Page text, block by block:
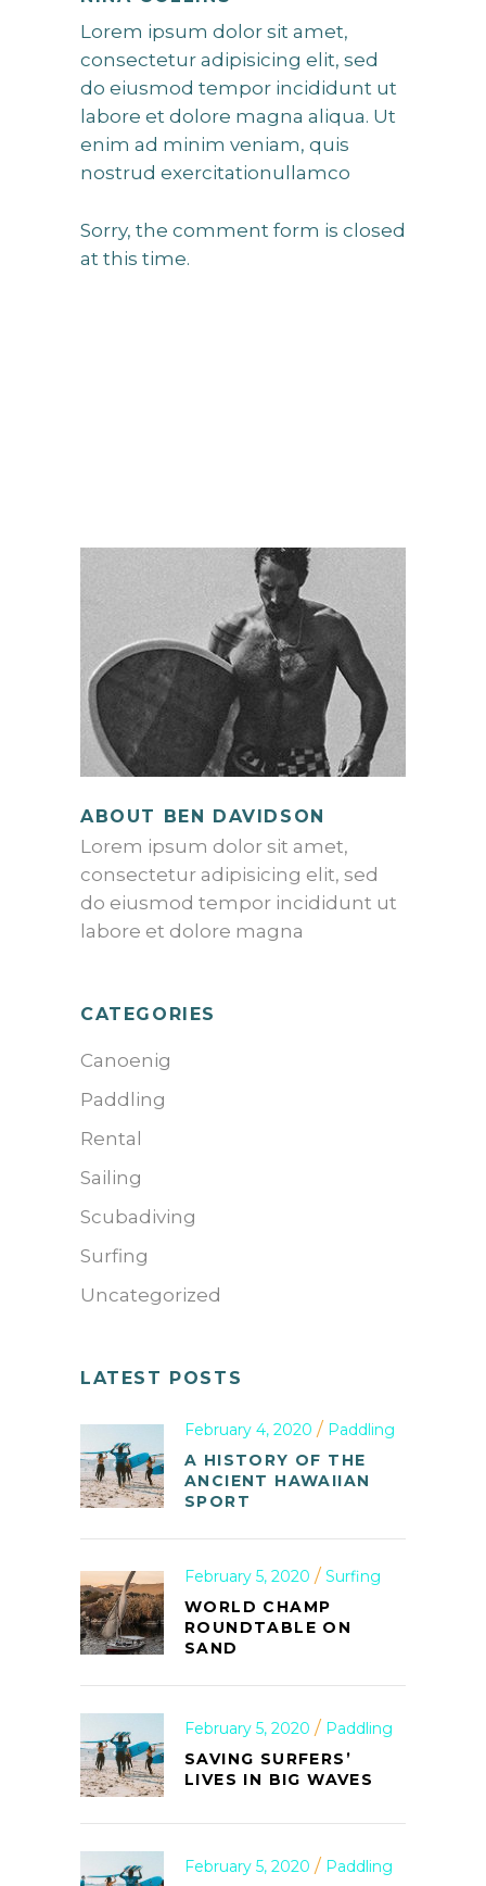
Lorem ipsum dolor sit amet,
consectetur adipisicing elit, sed
do eiusmod tempor incididunt ut
labore et dolore magna aliqua. Ut
enim ad minim veniam, quis
nostrud exercitationullamco
Sorry, the comment form is closed
at this time.
ABOUT BEN DAVIDSON
Lorem ipsum dolor sit amet,
consectetur adipisicing elit, sed
do eiusmod tempor incididunt ut
labore et dolore magna
CATEGORIES
Canoenig
Paddling
Rental
Sailing
Scubadiving
Surfing
Uncategorized
LATEST POSTS
February 4, 2020
Paddling
A HISTORY OF THE
ANCIENT HAWAIIAN
SPORT
February 5, 2020
Surfing
WORLD CHAMP
ROUNDTABLE ON
SAND
February 5, 2020
Paddling
SAVING SURFERS’
LIVES IN BIG WAVES
February 5, 2020
Paddling